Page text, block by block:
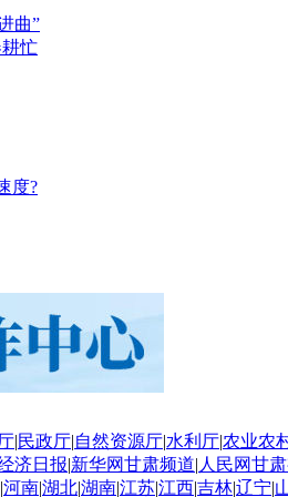
曲”
忙
度?
|民政厅|自然资源厅|水利厅|农业农
济日报|新华网甘肃频道| 人民网甘
|河南|湖北|湖南|江苏|江西|吉林|辽宁|